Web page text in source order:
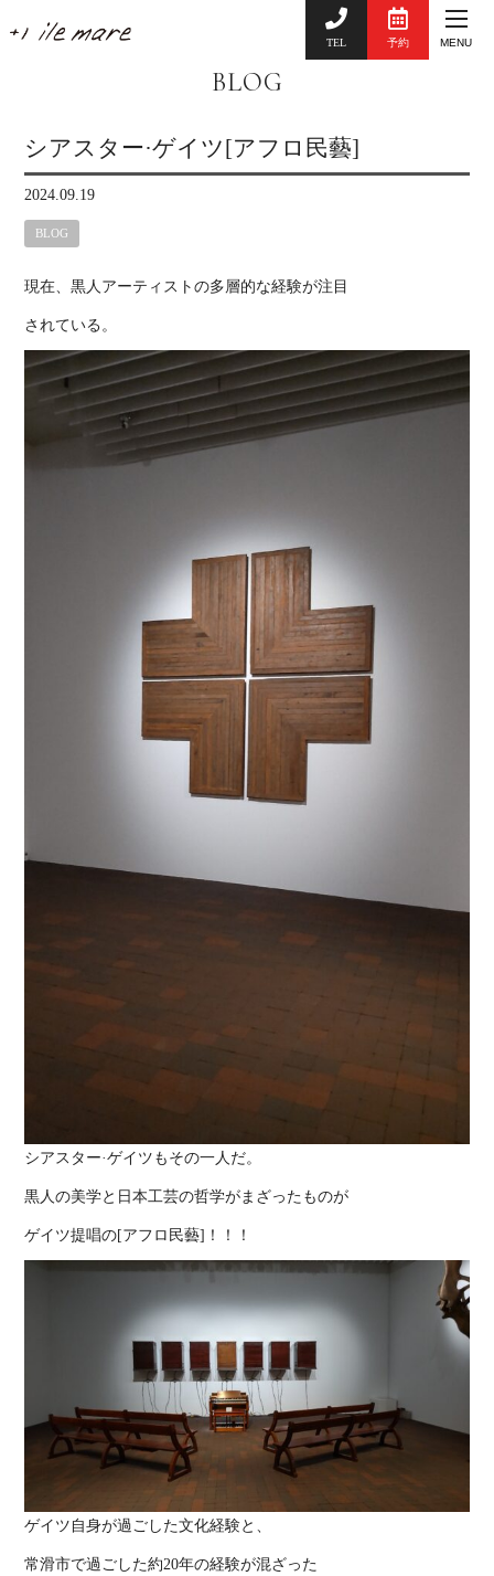
TEL 予約 MENU
BLOG
シアスター·ゲイツ[アフロ民藝]
2024.09.19
BLOG
現在、黒人アーティストの多層的な経験が注目
されている。
シアスター·ゲイツもその一人だ。
黒人の美学と日本工芸の哲学がまざったものが
ゲイツ提唱の[アフロ民藝]！！！
ゲイツ自身が過ごした文化経験と、
常滑市で過ごした約20年の経験が混ざった